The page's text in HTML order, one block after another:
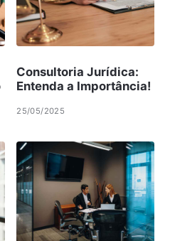
Consultoria Jurídica:
Entenda a Importância!
25/05/2025